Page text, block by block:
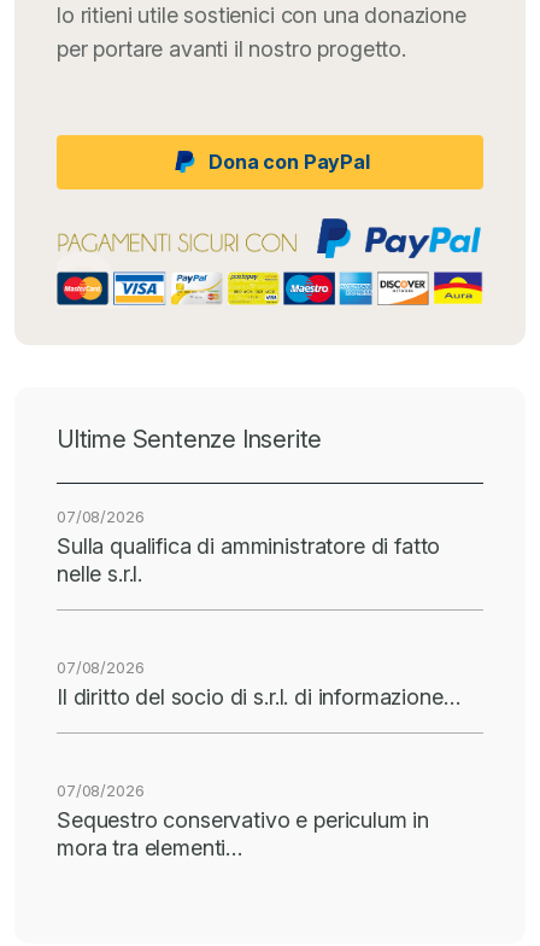
lo ritieni utile sostienici con una donazione
per portare avanti il nostro progetto.
Dona con PayPal
Ultime Sentenze Inserite
07/08/2026
Sulla qualifica di amministratore di fatto
nelle s.r.l.
07/08/2026
Il diritto del socio di s.r.l. di informazione…
07/08/2026
Sequestro conservativo e periculum in
mora tra elementi…